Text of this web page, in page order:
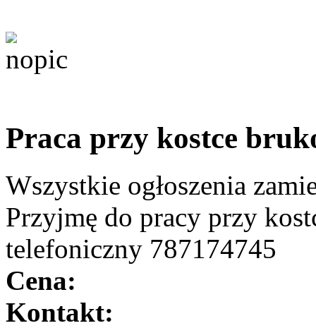
Praca przy kostce
Wszystkie ogłoszenia
Przyjmę do pracy przy
telefoniczny 787174745
Cena:
Kontakt: